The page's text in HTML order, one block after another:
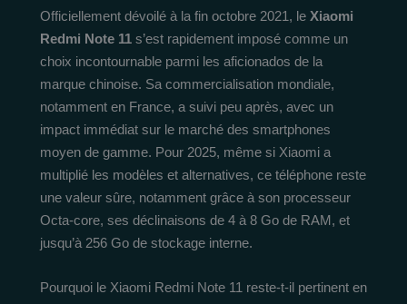
Officiellement dévoilé à la fin octobre 2021, le Xiaomi
Redmi Note 11 s’est rapidement imposé comme un
choix incontournable parmi les aficionados de la
marque chinoise. Sa commercialisation mondiale,
notamment en France, a suivi peu après, avec un
impact immédiat sur le marché des smartphones
moyen de gamme. Pour 2025, même si Xiaomi a
multiplié les modèles et alternatives, ce téléphone reste
une valeur sûre, notamment grâce à son processeur
Octa-core, ses déclinaisons de 4 à 8 Go de RAM, et
jusqu’à 256 Go de stockage interne.
Pourquoi le Xiaomi Redmi Note 11 reste-t-il pertinent en